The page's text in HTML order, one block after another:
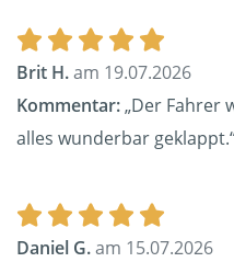
Brit H.am 19.07.2026
Kommentar:„Der Fahrer
alles wunderbar
Daniel G.am 15.07.2026